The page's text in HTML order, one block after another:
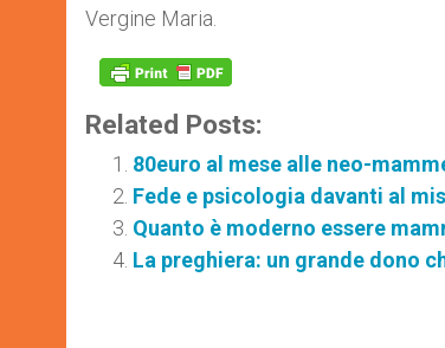
Vergine Maria.
Related Posts:
80euro al mese alle neo-
Fede e psicologia davanti al
Quanto è moderno essere
La preghiera: un grande dono